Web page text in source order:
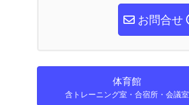
お問合せ
体育館
含トレーニング室・合宿所・会議室